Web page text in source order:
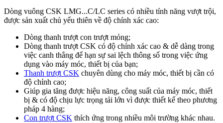
Dòng vuông CSK LMG...C/LC series có nhiều tính năng vượt trội,
được sản xuất chủ yếu thiên về độ chính xác cao:
Dòng thanh trượt con trượt mỏng;
Dòng thanh trượt CSK có độ chính xác cao & dễ dàng trong
việc canh thẳng để hạn sự sai lệch thông số trong việc ứng
dụng vào máy móc, thiết bị của bạn;
Thanh trượt CSK chuyên dùng cho máy móc, thiết bị cần có
độ chính cao;
Giúp gia tăng được hiệu năng, công suất của máy móc, thiết
bị & có độ chịu lực trọng tải lớn vì được thiết kế theo phương
pháp 4 hàng;
Con trượt CSK thích ứng trong nhiều môi trường khác nhau.